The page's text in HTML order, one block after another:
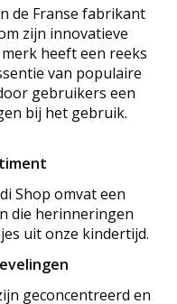
de Franse fabrikant
zijn innovatieve
heeft een reeks
van populaire
gebruikers een
bij het gebruik.
Shop omvat een
die herinneringen
uit onze kindertijd.
geconcentreerd en